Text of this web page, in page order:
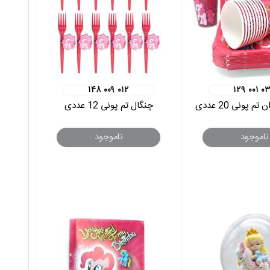
۰۰۱ ۰۳۹
پونی 20 عددی
ناموجود
۱۴۸ ۰۰۹ ۰۱۲
چنگال تم پونی 12 عددی
ناموجود